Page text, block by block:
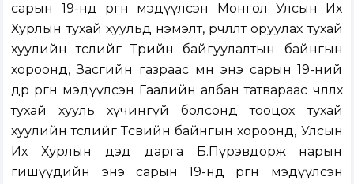
сарын 19-нд өргөн мэдүүлсэн Монгол Улсын Их
Хурлын тухай хуульд нэмэлт, өөрчлөлт оруулах тухай
хуулийн төслийг Төрийн байгуулалтын байнгын
хороонд, Засгийн газраас мөн энэ сарын 19-ний
өдөр өргөн мэдүүлсэн Гаалийн албан татвараас чөлөөлөх
тухай хууль хүчингүй болсонд тооцох тухай
хуулийн төслийг Төсвийн байнгын хороонд, Улсын
Их Хурлын дэд дарга Б.Пүрэвдорж нарын
гишүүдийн энэ сарын 19-нд өргөн мэдүүлсэн